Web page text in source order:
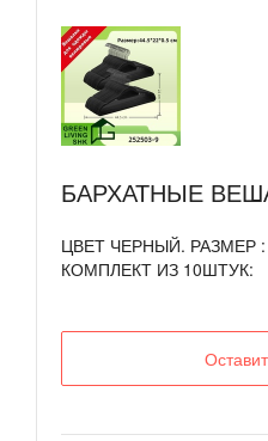
БАРХАТНЫЕ
ЦВЕТ ЧЕРНЫЙ. РАЗМЕР :
КОМПЛЕКТ ИЗ 10ШТУК: